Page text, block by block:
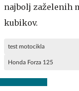
najbolj zaželenih
kubikov.
test motocikla
Honda Forza 125